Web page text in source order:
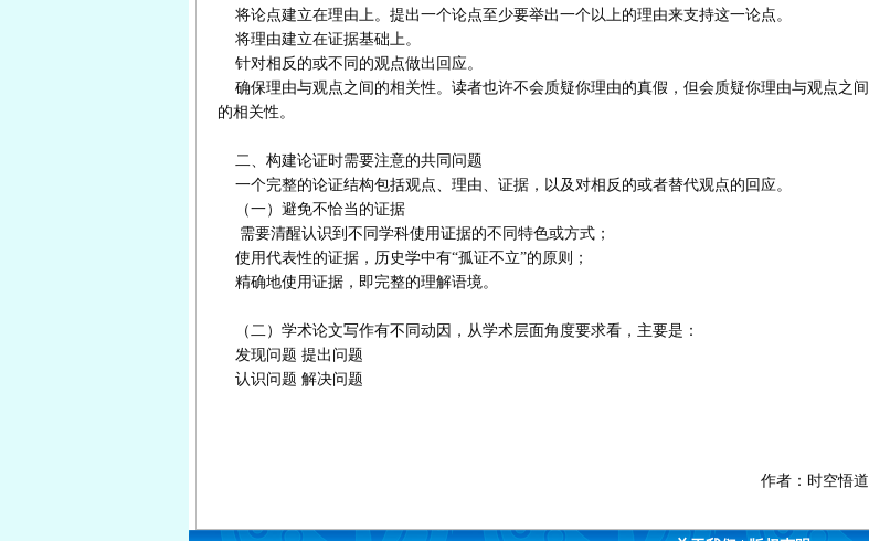
将论点建立在理由上。提出一个论点至少要举出一个以上的理由来支持这一论点。
将理由建立在证据基础上。
针对相反的或不同的观点做出回应。
确保理由与观点之间的相关性。读者也许不会质疑你理由的真假，但会质疑你理由与观点之间
的相关性。
二、构建论证时需要注意的共同问题
一个完整的论证结构包括观点、理由、证据，以及对相反的或者替代观点的回应。
（一）避免不恰当的证据
需要清醒认识到不同学科使用证据的不同特色或方式；
使用代表性的证据，历史学中有“孤证不立”的原则；
精确地使用证据，即完整的理解语境。
（二）学术论文写作有不同动因，从学术层面角度要求看，主要是：
发现问题 提出问题
认识问题 解决问题
作者：时空悟道